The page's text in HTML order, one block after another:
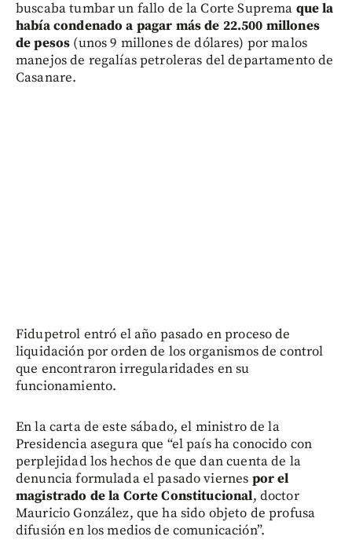
buscaba tumbar un fallo de la Corte Suprema que la
había condenado a pagar más de 22.500 millones
de pesos (unos 9 millones de dólares) por malos
manejos de regalías petroleras del departamento de
Casanare.
Fidupetrol entró el año pasado en proceso de
liquidación por orden de los organismos de control
que encontraron irregularidades en su
funcionamiento.
En la carta de este sábado, el ministro de la
Presidencia asegura que “el país ha conocido con
perplejidad los hechos de que dan cuenta de la
denuncia formulada el pasado viernes por el
magistrado de la Corte Constitucional, doctor
Mauricio González, que ha sido objeto de profusa
difusión en los medios de comunicación”.